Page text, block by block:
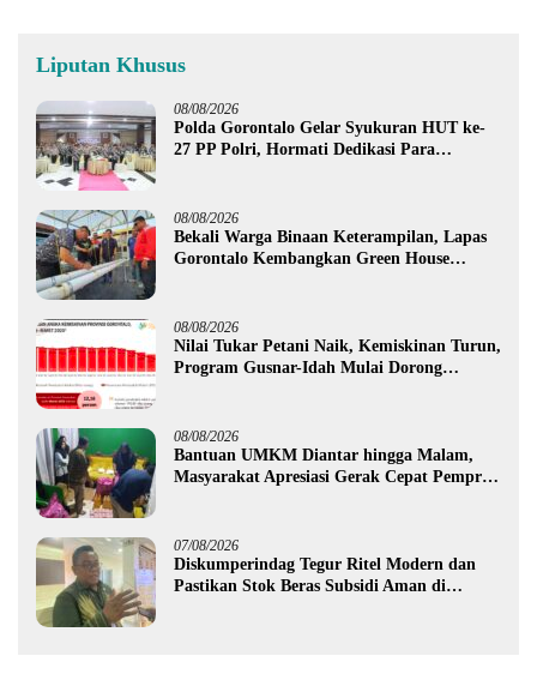
Liputan Khusus
08/08/2026
Polda Gorontalo Gelar Syukuran HUT ke-
27 PP Polri, Hormati Dedikasi Para
08/08/2026
Bekali Warga Binaan Keterampilan, Lapas
Gorontalo Kembangkan Green House
08/08/2026
Nilai Tukar Petani Naik, Kemiskinan Turun,
Program Gusnar-Idah Mulai Dorong
08/08/2026
Bantuan UMKM Diantar hingga Malam,
Masyarakat Apresiasi Gerak Cepat Pemprov
07/08/2026
Diskumperindag Tegur Ritel Modern dan
Pastikan Stok Beras Subsidi Aman di